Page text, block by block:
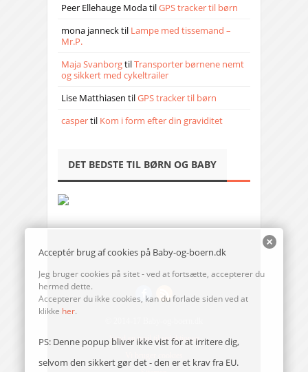
Peer Ellehauge ModatilGPS tracker til børn
mona jannecktil Lampe med tissemand –
Mr.P.
Maja SvanborgtilTransporter børnene nemt
og sikkert med cykeltrailer
Lise Matthiasen tilGPS tracker til børn
caspertil Kom i form efter din graviditet
DET BEDSTE TIL BØRN OG BABY
Send en mail til redaktionen
Acceptér brug af cookies på Baby-og-boern.dk
Jeg bruger cookies på sitet - ved at fortsætte, accepterer du
hermed dette.
Accepterer du ikke cookies, kan du forlade siden ved at
klikke her.
PS: Denne popup bliver ikke vist for at irritere dig,
selvom den sikkert gør det - den er et krav fra EU.